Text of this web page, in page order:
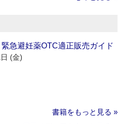
緊急避妊薬OTC適正販売ガイド
(金)
書籍をもっと見る »